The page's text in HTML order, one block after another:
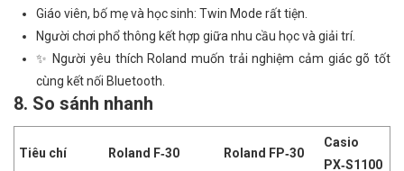
Giáo viên, bố mẹ và học sinh: Twin Mode rất tiện.
Người chơi phổ thông kết hợp giữa nhu cầu học và giải trí.
✨ Người yêu thích Roland muốn trải nghiệm cảm giác gõ tốt
cùng kết nối Bluetooth.
8. So sánh nhanh
Tiêu chí Roland F‑30 Roland FP‑30
Casio
PX‑S1100